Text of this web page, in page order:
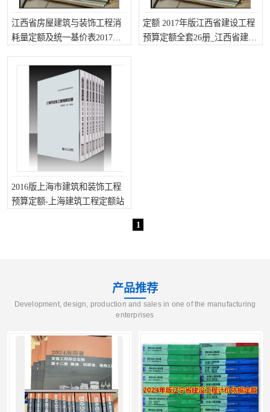
江西省房屋建筑与装饰工程消
耗量定额及统一基价表2017
定额 2017年版江西省建设工程
预算定额全套26册_江西省建设
2016版上海市建筑和装饰工程
预算定额-上海建筑工程定额站
1
产品推荐
Development, design, production and sales in one of the manufacturing
enterprises